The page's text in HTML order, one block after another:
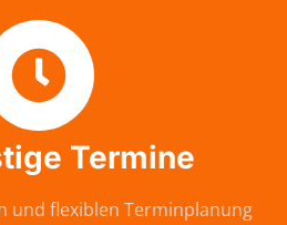
Termine
und flexiblen Terminplanung